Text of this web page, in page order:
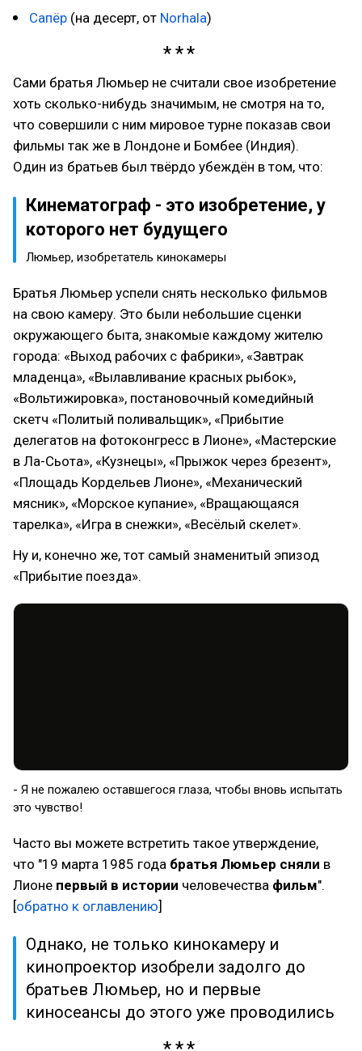
Сапёр (на десерт, от Norhala)
Сами братья Люмьер не считали свое изобретение
хоть сколько-нибудь значимым, не смотря на то,
что совершили с ним мировое турне показав свои
фильмы так же в Лондоне и Бомбее (Индия).
Один из братьев был твёрдо убеждён в том, что:
Кинематограф - это изобретение, у
которого нет будущего
Люмьер, изобретатель кинокамеры
Братья Люмьер успели снять несколько фильмов
на свою камеру. Это были небольшие сценки
окружающего быта, знакомые каждому жителю
города: «Выход рабочих с фабрики», «Завтрак
младенца», «Вылавливание красных рыбок»,
«Вольтижировка», постановочный комедийный
скетч «Политый поливальщик», «Прибытие
делегатов на фотоконгресс в Лионе», «Мастерские
в Ла-Сьота», «Кузнецы», «Прыжок через брезент»,
«Площадь Кордельев Лионе», «Механический
мясник», «Морское купание», «Вращающаяся
тарелка», «Игра в снежки», «Весёлый скелет».
Ну и, конечно же, тот самый знаменитый эпизод
«Прибытие поезда».
- Я не пожалею оставшегося глаза, чтобы вновь испытать
это чувство!
Часто вы можете встретить такое утверждение,
что "19 марта 1985 года братья Люмьер сняли в
Лионе первый в истории человечества фильм".
[обратно к оглавлению]
Однако, не только кинокамеру и
кинопроектор изобрели задолго до
братьев Люмьер, но и первые
киносеансы до этого уже проводились